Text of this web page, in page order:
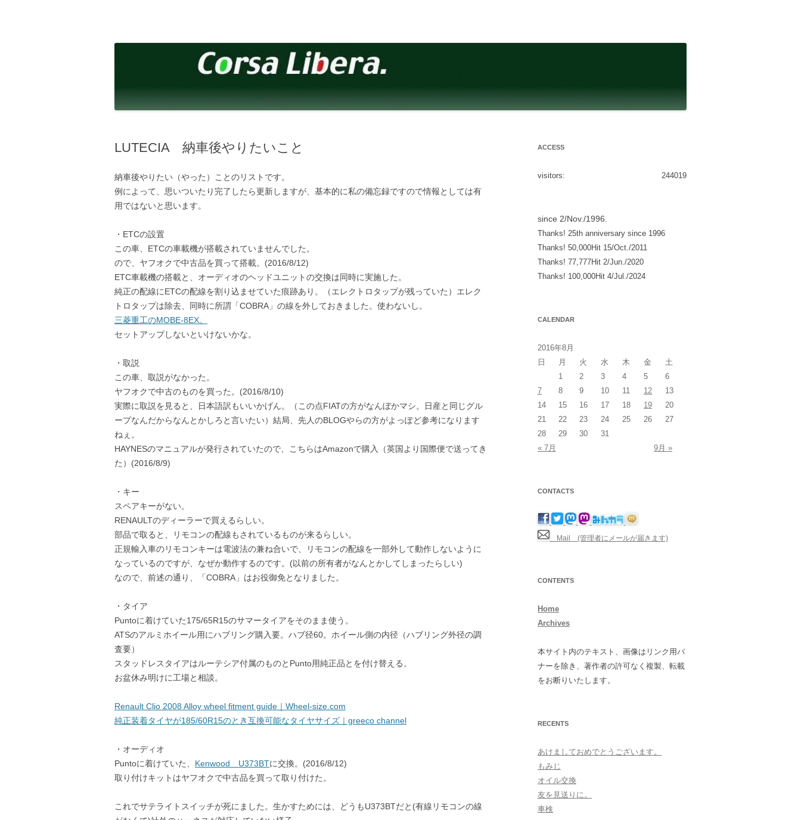
へ
LUTECIA 納車後やりたいこと
納車後やりたい（やった）ことのリストです。
例によって、思いついたり完了したら更新しますが、基本的に私の備忘録ですので情報としては有
用ではないと思います。
・ETCの設置
この車、ETCの車載機が搭載されていませんでした。
ので、ヤフオクで中古品を買って搭載。(2016/8/12)
ETC車載機の搭載と、オーディオのヘッドユニットの交換は同時に実施した。
純正の配線にETCの配線を割り込ませていた痕跡あり。（エレクトロタップが残っていた）エレク
トロタップは除去、同時に所謂「COBRA」の線を外しておきました。使わないし。
三菱重工のMOBE-8EX。
セットアップしないといけないかな。
・取説
この車、取説がなかった。
ヤフオクで中古のものを買った。(2016/8/10)
実際に取説を見ると、日本語訳もいいかげん。（この点FIATの方がなんぼかマシ。日産と同じグル
ープなんだからなんとかしろと言いたい）結局、先人のBLOGやらの方がよっぽど参考になります
ねぇ。
HAYNESのマニュアルが発行されていたので、こちらはAmazonで購入（英国より国際便で送ってき
た）(2016/8/9)
・キー
スペアキーがない。
RENAULTのディーラーで買えるらしい。
部品で取ると、リモコンの配線もされているものが来るらしい。
正規輸入車のリモコンキーは電波法の兼ね合いで、リモコンの配線を一部外して動作しないように
なっているのですが、なぜか動作するのです。(以前の所有者がなんとかしてしまったらしい)
なので、前述の通り、「COBRA」はお役御免となりました。
・タイア
Puntoに着けていた175/65R15のサマータイアをそのまま使う。
ATSのアルミホイール用にハブリング購入要。ハブ径60。ホイール側の内径（ハブリング外径の調
査要）
スタッドレスタイアはルーテシア付属のものとPunto用純正品とを付け替える。
お盆休み明けに工場と相談。
Renault Clio 2008 Alloy wheel fitment guide｜Wheel-size.com
純正装着タイヤが185/60R15のとき互換可能なタイヤサイズ｜greeco channel
・オーディオ
Puntoに着けていた、 Kenwood U373BTに交換。(2016/8/12)
取り付けキットはヤフオクで中古品を買って取り付けた。
これでサテライトスイッチが死にました。生かすためには、どうもU373BTだと(有線リモコンの線
ACCESS
244019
visitors:
since 2/Nov./1996.
Thanks! 25th anniversary since 1996
Thanks! 50,000Hit 15/Oct./2011
Thanks! 77,777Hit 2/Jun./2020
Thanks! 100,000Hit 4/Jul./2024
CALENDAR
2016年8月
日
月 火 水 木 金
土
1
2 3 4 5
6
7
8 9 10 11 12
13
14
15 16 17 18 19
20
21
22 23 24 25 26
27
28
29 30
31
« 7月
9月 »
CONTACTS
Mail (管理者にメールが届きます)
CONTENTS
Home
Archives
本サイト内のテキスト、画像はリンク用バ
ナーを除き、著作者の許可なく複製、転載
をお断りいたします。
RECENTS
あけましておめでとうございます。
もみじ
オイル交換
友を見送りに。
車検